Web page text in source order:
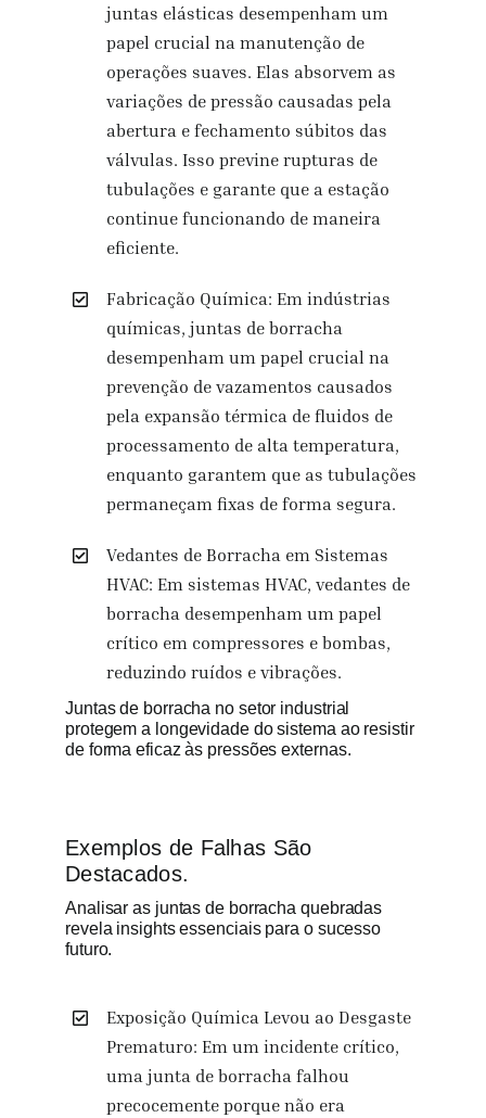
juntas elásticas desempenham um
papel crucial na manutenção de
operações suaves. Elas absorvem as
variações de pressão causadas pela
abertura e fechamento súbitos das
válvulas. Isso previne rupturas de
tubulações e garante que a estação
continue funcionando de maneira
eficiente.
Fabricação Química: Em indústrias
químicas, juntas de borracha
desempenham um papel crucial na
prevenção de vazamentos causados
pela expansão térmica de fluidos de
processamento de alta temperatura,
enquanto garantem que as tubulações
permaneçam fixas de forma segura.
Vedantes de Borracha em Sistemas
HVAC: Em sistemas HVAC, vedantes de
borracha desempenham um papel
crítico em compressores e bombas,
reduzindo ruídos e vibrações.
Juntas de borracha no setor industrial
protegem a longevidade do sistema ao resistir
de forma eficaz às pressões externas.
Exemplos de Falhas São
Destacados.
Analisar as juntas de borracha quebradas
revela insights essenciais para o sucesso
futuro.
Exposição Química Levou ao Desgaste
Prematuro: Em um incidente crítico,
uma junta de borracha falhou
precocemente porque não era